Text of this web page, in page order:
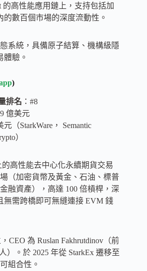
的高性能應用鏈上，支持包括加
的數百個市場的深度流動性。
系統，具備原子結算、機構級隱
體驗。
)
排名 ：#8
億美元
元（StarkWare， Semantic
）
的高性能去中心化永續期貨交易
（加密貨幣及黃金、石油、標普
融資產），高達 100 倍槓桿，深
無需跨橋即可無縫連接 EVM 錢
CEO 為 Ruslan Fakhrutdinov（前
）。於 2025 年從 StarkEx 遷移至
組合性。